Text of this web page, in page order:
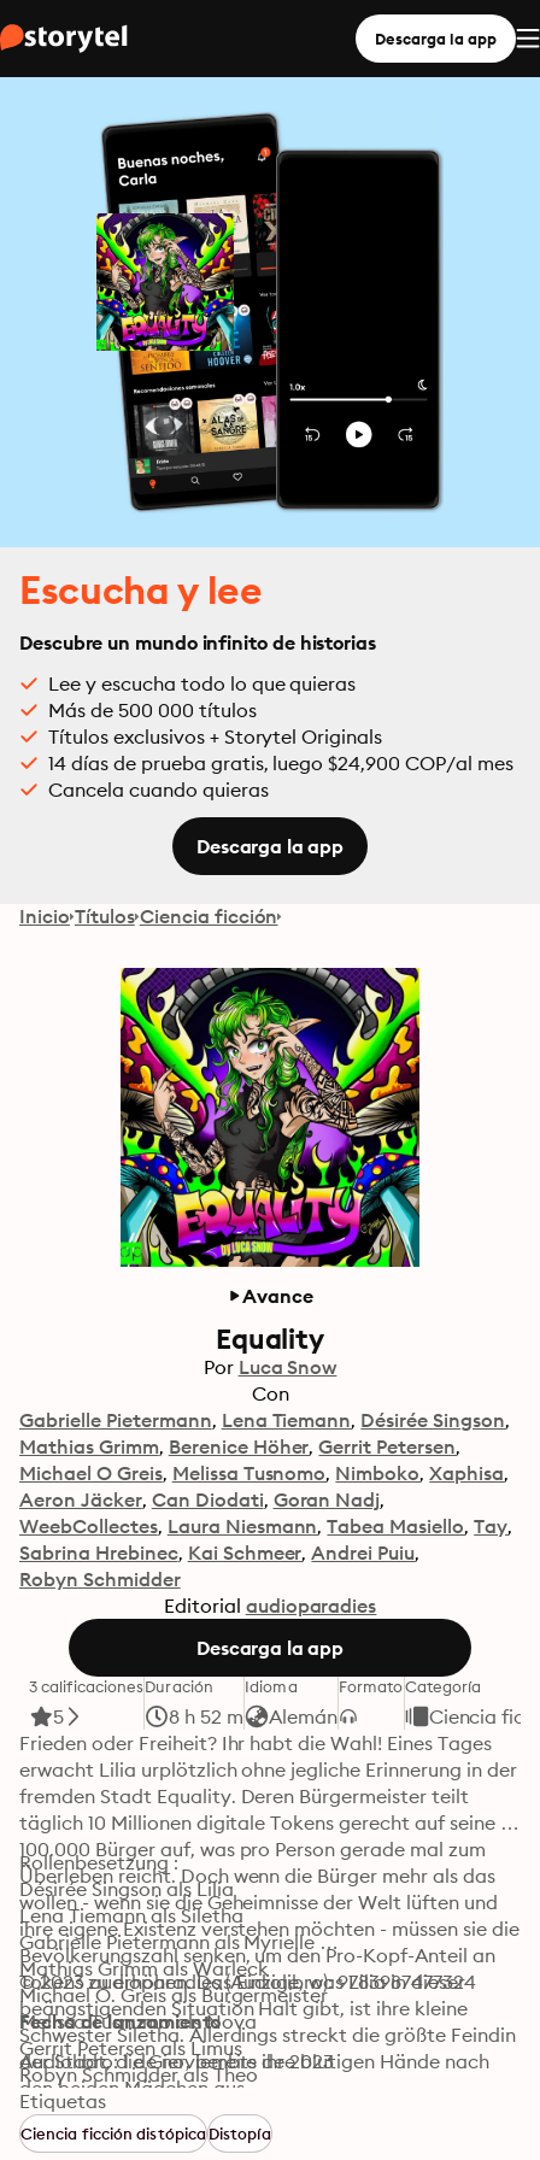
Descarga la app
Escucha y lee
Descubre un mundo infinito de historias
Lee y escucha todo lo que quieras
Más de 500 000 títulos
Títulos exclusivos + Storytel Originals
14 días de prueba gratis, luego $24,900 COP/al mes
Cancela cuando quieras
Descarga la app
Inicio Títulos Ciencia ficción
Avance
Equality
Por Luca Snow
Con
Gabrielle Pietermann Lena Tiemann Désirée Singson
Mathias Grimm Berenice Höher Gerrit Petersen
Michael O Greis Melissa Tusnomo Nimboko Xaphisa
Aeron Jäcker Can Diodati Goran Nadj
WeebCollectes Laura Niesmann Tabea Masiello Tay
Sabrina Hrebinec Kai Schmeer Andrei Puiu
Robyn Schmidder
Editorial audioparadies
Descarga la app
3 calificaciones
5
Duración
8 h 52 m
Idioma
Alemán
FormatoCategoría
Ciencia
Frieden oder Freiheit? Ihr habt die Wahl! Eines Tages
erwacht Lilia urplötzlich ohne jegliche Erinnerung in der
fremden Stadt Equality. Deren Bürgermeister teilt
täglich 10 Millionen digitale Tokens gerecht auf seine
100.000 Bürger auf, was pro Person gerade mal zum
Überleben reicht. Doch wenn die Bürger mehr als das
wollen - wenn sie die Geheimnisse der Welt lüften und
ihre eigene Existenz verstehen möchten - müssen sie die
Bevölkerungszahl senken, um den Pro-Kopf-Anteil an
Tokens zu erhöhen. Das Einzige, was Lilia in dieser
beängstigenden Situation Halt gibt, ist ihre kleine
Schwester Siletha. Allerdings streckt die größte Feindin
der Stadt, die Gier, bereits ihre blutigen Hände nach
den beiden Mädchen aus.
Rollenbesetzung :
Désirée Singson als Lilia
Lena Tiemann als Siletha
Gabrielle Pietermann als Myrielle
Mathias Grimm als Warleck
Michael O. Greis als Bürgermeister
Melissa Tusnumo als Nova
Gerrit Petersen als Limus
Robyn Schmidder als Theo
Berenice Höher als Fire
Nimboko als Hugo
NELIJN als Cat
© 2023 audioparadies (Audiolibro): 9783987477324
Fecha de lanzamiento
Audiolibro: 1 de noviembre de 2023
Etiquetas
Ciencia ficción distópicaDistopía